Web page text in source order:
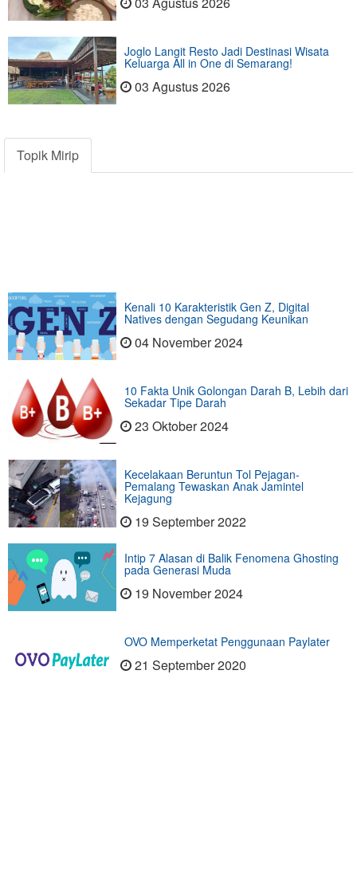
Joglo Langit Resto Jadi Destinasi Wisata
Keluarga All in One di Semarang!
03 Agustus 2026
Topik Mirip
Kenali 10 Karakteristik Gen Z, Digital
Natives dengan Segudang Keunikan
04 November 2024
10 Fakta Unik Golongan Darah B, Lebih dari
Sekadar Tipe Darah
23 Oktober 2024
Kecelakaan Beruntun Tol Pejagan-
Pemalang Tewaskan Anak Jamintel
Kejagung
19 September 2022
Intip 7 Alasan di Balik Fenomena Ghosting
pada Generasi Muda
19 November 2024
OVO Memperketat Penggunaan Paylater
21 September 2020